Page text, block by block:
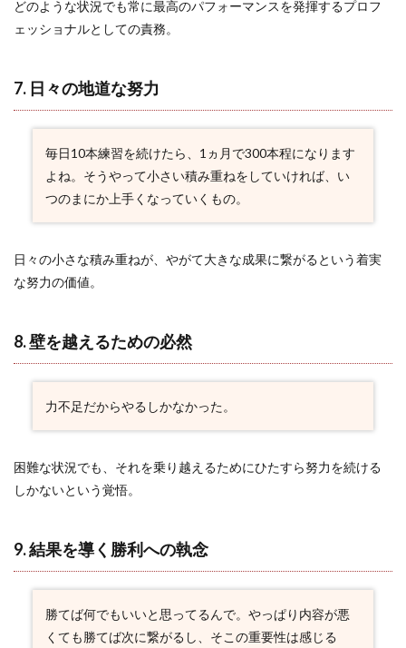
2.13
13. 足
分への
叱咤
2.14
14. 過
去を振
り返ら
ない決
15. W
杯の悔
しさは
2.16
16. 再
力強い
誓い
2.17
界のト
ップを
目指す
どのような状況でも常に最高のパフォーマンスを発揮するプロフ
ェッショナルとしての責務。
7. 日々の地道な努力
毎日10本練習を続けたら、1ヵ月で300本程になります
よね。そうやって小さい積み重ねをしていければ、い
つのまにか上手くなっていくもの。
日々の小さな積み重ねが、やがて大きな成果に繋がるという着実
な努力の価値。
8. 壁を越えるための必然
力不足だからやるしかなかった。
困難な状況でも、それを乗り越えるためにひたすら努力を続ける
しかないという覚悟。
9. 結果を導く勝利への執念
勝てば何でもいいと思ってるんで。やっぱり内容が悪
くても勝てば次に繋がるし、そこの重要性は感じる